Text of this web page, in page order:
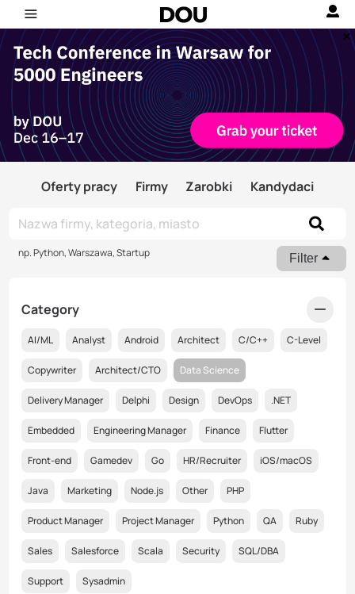
Oferty pracy Firmy Zarobki Kandydaci
np. Python, Warszawa, Startup Filter
Category
AI/ML Analyst Android Architect C/C++ C-Level
Copywriter Architect/CTO Data Science
Delivery Manager Delphi Design DevOps .NET
Embedded Engineering Manager Finance Flutter
Front-end Gamedev Go HR/Recruiter iOS/macOS
Java Marketing Node.js Other PHP
Product Manager Project Manager Python QA Ruby
Sales Salesforce Scala Security SQL/DBA
Support Sysadmin